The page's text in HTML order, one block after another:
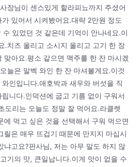
장님이 센스있게 할라피뇨까지 주셨어
있어서 시켜봤어요.대략 2만원 정도
수 있었던 것 같은데 기억이 안나네요.이
.치즈 올리고 소시지 올리고 고기 한 장
맞아요.평소 같으면 맥주를 한 잔 마시겠
늘은 말벡 와인 한 잔 마셔볼게요.이것
인입니다.애호박과 새우와 버섯을 직
니다.인덕션에 굽고 기름 없이 구워서
도리는 오늘도 정말 잘 먹어요.라클렛
에 먹고 싶은 것을 선택해서 구워 먹으면
릴은 매우 뜨겁기 때문에 만지지 마십시
냐고요?판사님, 저는 아무 말도 하지 않
기의 맛, 큰일납니다.이게 맛이 없을 수